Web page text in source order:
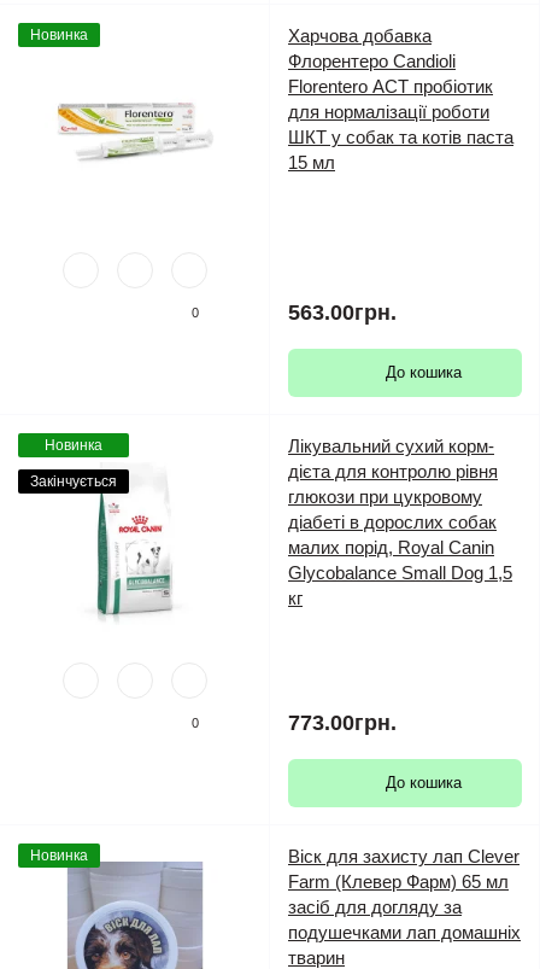
Новинка
0
Харчова добавка
Флорентеро Candioli
Florentero АСТ пробіотик
для нормалізації роботи
ШКТ у собак та котів паста
15 мл
563.00грн.
До кошика
Новинка
Закінчується
0
Лікувальний сухий корм-
дієта для контролю рівня
глюкози при цукровому
діабеті в дорослих собак
малих порід, Royal Canin
Glycobalance Small Dog 1,5
кг
773.00грн.
До кошика
Новинка
Віск для захисту лап Clever
Farm (Клевер Фарм) 65 мл
засіб для догляду за
подушечками лап домашніх
тварин